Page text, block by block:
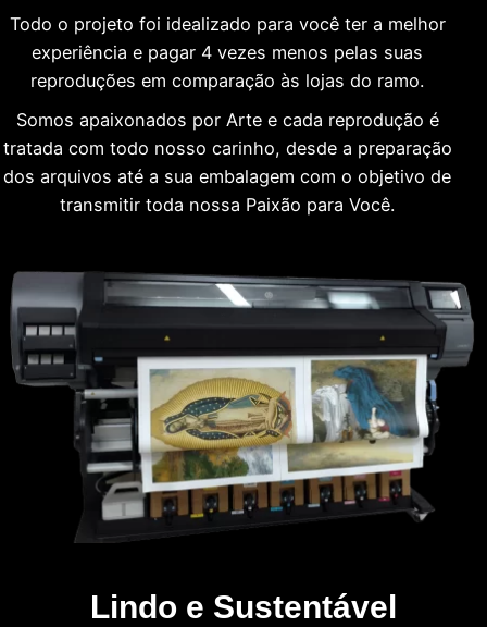
Todo o projeto foi idealizado para você ter a melhor
experiência e pagar 4 vezes menos pelas suas
reproduções em comparação às lojas do ramo.
Somos apaixonados por Arte e cada reprodução é
tratada com todo nosso carinho, desde a preparação
dos arquivos até a sua embalagem com o objetivo de
transmitir toda nossa Paixão para Você.
Lindo e Sustentável